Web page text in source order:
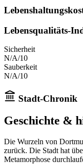
Lebensqualitäts-
Sicherheit
N/A/10
Sauberkeit
N/A/10
Stadt-Chronik
Geschichte &
Die Wurzeln von
zurück. Die Stadt hat
Metamorphose